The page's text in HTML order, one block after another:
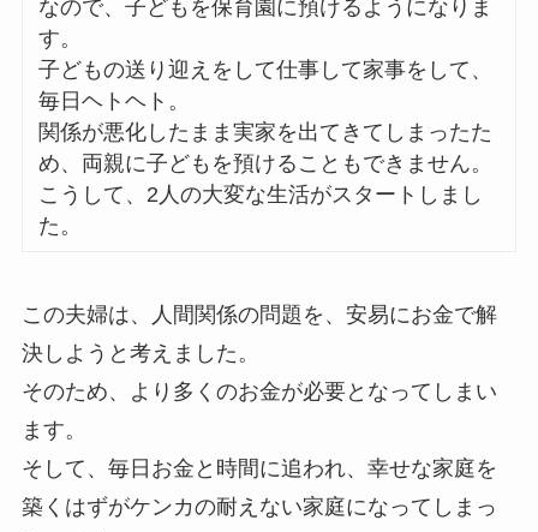
なので、子どもを保育園に預けるようになりま
す。
子どもの送り迎えをして仕事して家事をして、
毎日ヘトヘト。
関係が悪化したまま実家を出てきてしまったた
め、両親に子どもを預けることもできません。
こうして、2人の大変な生活がスタートしまし
た。
この夫婦は、人間関係の問題を、安易にお金で解
決しようと考えました。
そのため、より多くのお金が必要となってしまい
ます。
そして、毎日お金と時間に追われ、幸せな家庭を
築くはずがケンカの耐えない家庭になってしまっ